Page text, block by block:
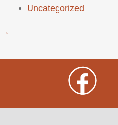
Uncategorized